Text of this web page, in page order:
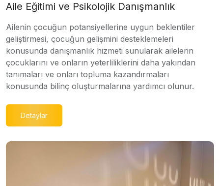
Aile Eğitimi ve Psikolojik Danışmanlık
Ailenin çocuğun potansiyellerine uygun beklentiler
geliştirmesi, çocuğun gelişmini desteklemeleri
konusunda danışmanlık hizmeti sunularak ailelerin
çocuklarını ve onların yeterliliklerini daha yakından
tanımaları ve onları topluma kazandırmaları
konusunda bilinç oluşturmalarına yardımcı olunur.
Detaylar